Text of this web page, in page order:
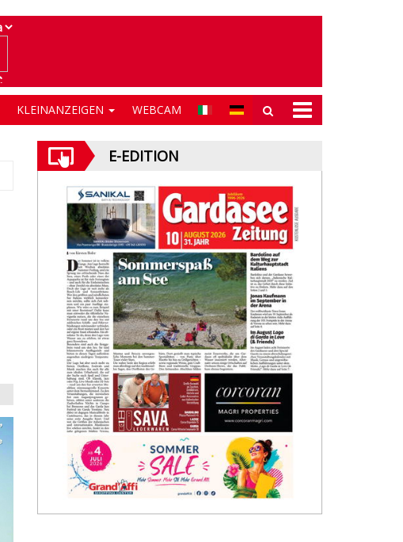
KLEINANZEIGEN WEBCAM
E-EDITION